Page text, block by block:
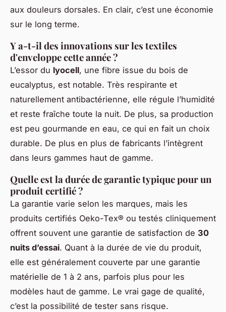
aux douleurs dorsales. En clair, c’est une économie
sur le long terme.
Y a-t-il des innovations sur les textiles
d'enveloppe cette année ?
L’essor du lyocell, une fibre issue du bois de
eucalyptus, est notable. Très respirante et
naturellement antibactérienne, elle régule l’humidité
et reste fraîche toute la nuit. De plus, sa production
est peu gourmande en eau, ce qui en fait un choix
durable. De plus en plus de fabricants l’intègrent
dans leurs gammes haut de gamme.
Quelle est la durée de garantie typique pour un
produit certifié ?
La garantie varie selon les marques, mais les
produits certifiés Oeko-Tex® ou testés cliniquement
offrent souvent une garantie de satisfaction de 30
nuits d’essai. Quant à la durée de vie du produit,
elle est généralement couverte par une garantie
matérielle de 1 à 2 ans, parfois plus pour les
modèles haut de gamme. Le vrai gage de qualité,
c’est la possibilité de tester sans risque.